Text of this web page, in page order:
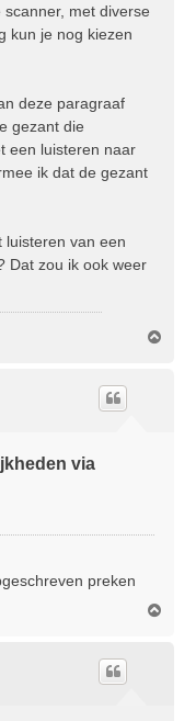
met diverse
kun je nog kiezen
deze paragraaf
gezant die
een luisteren naar
ik dat de gezant
luisteren van een
Dat zou ik ook weer
via
preken